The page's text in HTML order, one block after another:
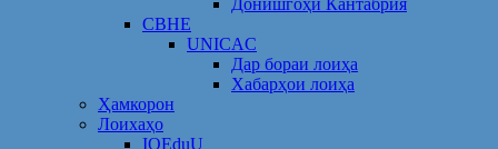
Донишгоҳи Кантабрия
CBHE
UNICAC
Дар бораи лоиҳа
Хабарҳои лоиҳа
Ҳамкорон
Лоихаҳо
IQEduU